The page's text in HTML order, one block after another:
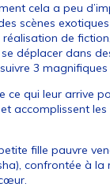
cela a peu
scènes
de
déplacer dans
3 magnifiques
ce qui leur arrive
accomplissent
fille pauvre
confrontée à